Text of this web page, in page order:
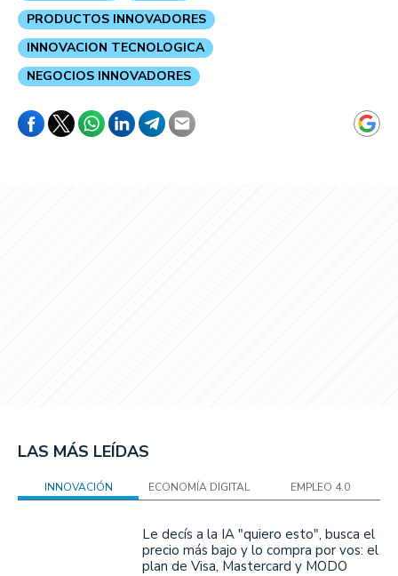
PRODUCTOS INNOVADORES
INNOVACION TECNOLOGICA
NEGOCIOS INNOVADORES
LAS MÁS LEÍDAS
INNOVACIÓN ECONOMÍA DIGITAL EMPLEO 4.0
Le decís a la IA "quiero esto", busca el
precio más bajo y lo compra por vos: el
plan de Visa, Mastercard y MODO